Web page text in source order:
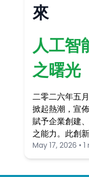
來
人工智
之曙光
二零二六年五
掀起熱潮，宣
賦予企業創建
之能力。此創
May 17, 2026 •